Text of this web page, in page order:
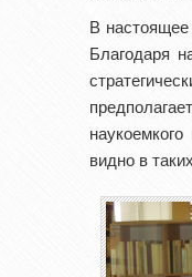
В
Благодаря
видно в